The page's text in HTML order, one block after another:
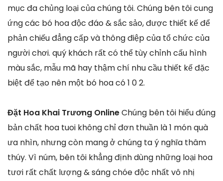
mục đa chủng loại của chúng tôi. Chúng bên tôi cung
ứng các bó hoa độc đáo & sắc sảo, được thiết kế để
phản chiếu đẳng cấp và thông điệp của tổ chức của
người chơi. quý khách rất có thể tùy chỉnh cấu hình
màu sắc, mẫu mã hay thậm chí nhu cầu thiết kế đặc
biệt để tạo nên một bó hoa có 1 0 2.
Đặt Hoa Khai Trương OnlineChúng bên tôi hiểu đúng
bản chất hoa tuoi không chỉ đơn thuần là 1 món quà
ưa nhìn, nhưng còn mang ở chúng ta ý nghĩa thâm
thúy. Vì núm, bên tôi khẳng định dùng những loại hoa
tươi rất chất lượng & sáng chóe độc nhất vô nhị